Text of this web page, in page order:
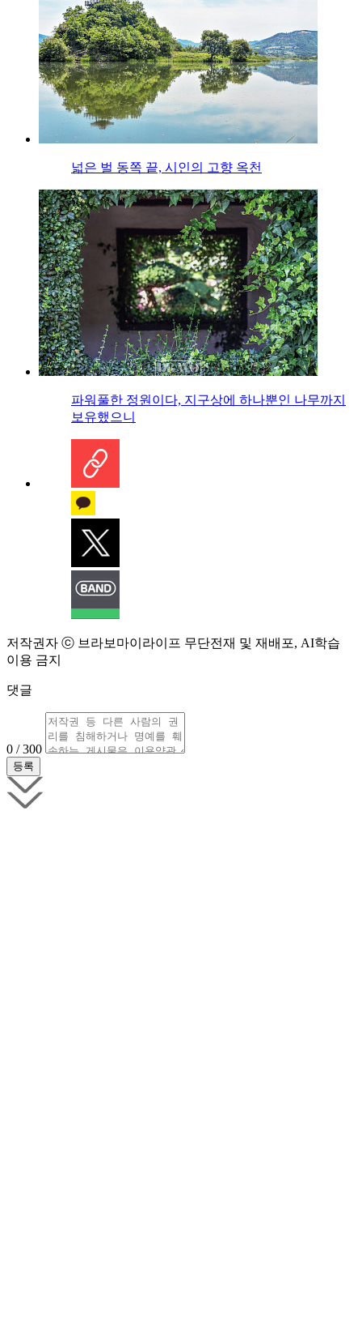
넓은 벌 동쪽 끝, 시인의 고향 옥천
파워풀한 정원이다, 지구상에 하나뿐인 나무까지
보유했으니
저작권자 ⓒ 브라보마이라이프 무단전재 및 재배포, AI학습
이용 금지
댓글
0 / 300